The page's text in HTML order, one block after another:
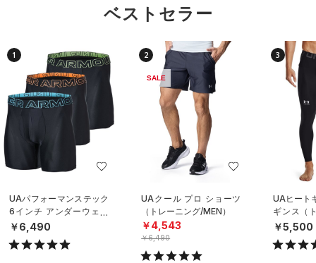
ベストセラー
1
UAパフォーマンステック
6インチ アンダーウェア
（3枚セット）（トレーニ
ング/MEN）
￥6,490
2
SALE
UAクール プロ ショーツ
（トレーニング/MEN）
￥4,543
￥6,490
3
UAヒート
ギンス（
EN）
￥5,500